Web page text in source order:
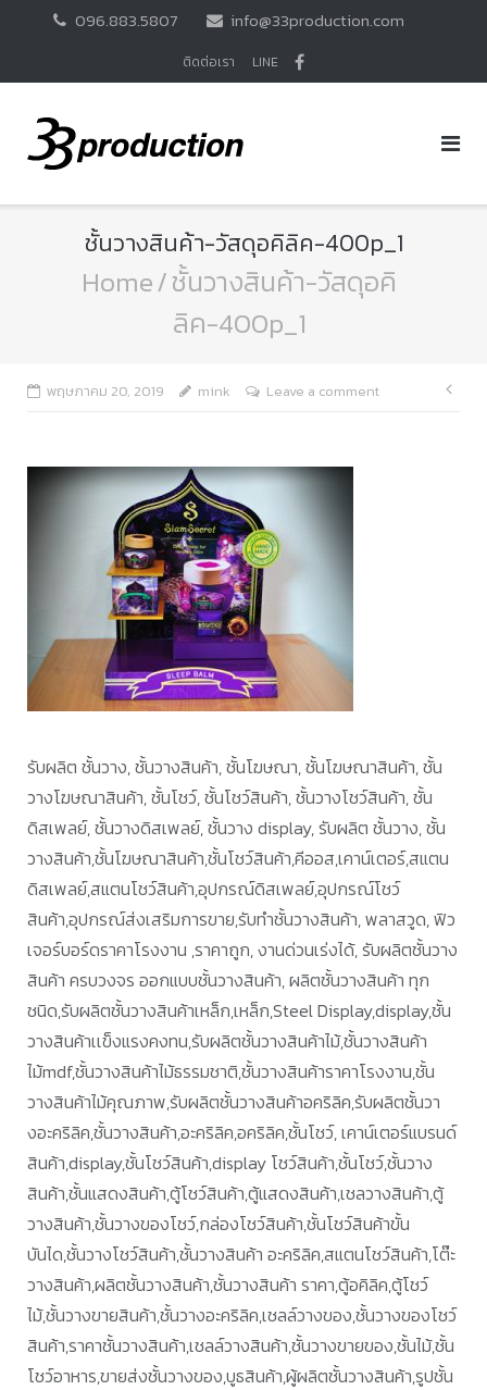
096.883.5807 info@33production.com
ติดต่อเรา LINE
ชั้นวางสินค้า-วัสดุอคิลิค-400p_1
Home/ชั้นวางสินค้า-วัสดุอคิ
ลิค-400p_1
พฤษภาคม 20, 2019 mink Leave a comment
แน
รับผลิต ชั้นวาง, ชั้นวางสินค้า, ชั้นโฆษณา, ชั้นโฆษณาสินค้า, ชั้น
วางโฆษณาสินค้า, ชั้นโชว์, ชั้นโชว์สินค้า, ชั้นวางโชว์สินค้า, ชั้น
ดิสเพลย์, ชั้นวางดิสเพลย์, ชั้นวาง display, รับผลิต ชั้นวาง, ชั้น
วางสินค้า,ชั้นโฆษณาสินค้า,ชั้นโชว์สินค้า,คีออส,เคาน์เตอร์,สแตน
ดิสเพลย์,สแตนโชว์สินค้า,อุปกรณ์ดิสเพลย์,อุปกรณ์โชว์
สินค้า,อุปกรณ์ส่งเสริมการขาย,รับทำชั้นวางสินค้า, พลาสวูด, ฟิว
เจอร์บอร์ดราคาโรงงาน ,ราคาถูก, งานด่วนเร่งได้, รับผลิตชั้นวาง
สินค้า ครบวงจร ออกแบบชั้นวางสินค้า, ผลิตชั้นวางสินค้า ทุก
ชนิด,รับผลิตชั้นวางสินค้าเหล็ก,เหล็ก,Steel Display,display,ชั้น
วางสินค้าเเข็งแรงคงทน,รับผลิตชั้นวางสินค้าไม้,ชั้นวางสินค้า
ไม้mdf,ชั้นวางสินค้าไม้ธรรมชาติ,ชั้นวางสินค้าราคาโรงงาน,ชั้น
วางสินค้าไม้คุณภาพ,รับผลิตชั้นวางสินค้าอคริลิค,รับผลิตชั้นวา
งอะคริลิค,ชั้นวางสินค้า,อะคริลิค,อคริลิค,ชั้นโชว์, เคาน์เตอร์แบรนด์
สินค้า,display,ชั้นโชว์สินค้า,display โชว์สินค้า,ชั้นโชว์,ชั้นวาง
สินค้า,ชั้นแสดงสินค้า,ตู้โชว์สินค้า,ตู้แสดงสินค้า,เชลวางสินค้า,ตู้
วางสินค้า,ชั้นวางของโชว์,กล่องโชว์สินค้า,ชั้นโชว์สินค้าขั้น
บันได,ชั้นวางโชว์สินค้า,ชั้นวางสินค้า อะคริลิค,สแตนโชว์สินค้า,โต๊ะ
วางสินค้า,ผลิตชั้นวางสินค้า,ชั้นวางสินค้า ราคา,ตู้อคิลิค,ตู้โชว์
ไม้,ชั้นวางขายสินค้า,ชั้นวางอะคริลิค,เชลล์วางของ,ชั้นวางของโชว์
สินค้า,ราคาชั้นวางสินค้า,เชลล์วางสินค้า,ชั้นวางขายของ,ชั้นไม้,ชั้น
โชว์อาหาร,ขายส่งชั้นวางของ,บูธสินค้า,ผู้ผลิตชั้นวางสินค้า,รูปชั้น